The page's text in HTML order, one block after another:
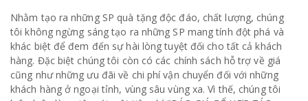
Nhằm tạo ra những SP quà tặng độc đáo, chất lượng, chúng
tôi không ngừng sáng tạo ra những SP mang tính đột phá và
khác biệt để đem đến sự hài lòng tuyệt đối cho tất cả khách
hàng. Đặc biệt chúng tôi còn có các chính sách hỗ trợ về giá
cũng như những ưu đãi về chi phí vận chuyển đối với những
khách hàng ở ngoại tỉnh, vùng sâu vùng xa. Vì thế, chúng tôi